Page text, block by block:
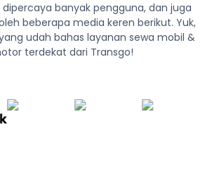
banyak pengguna, dan juga
beberapa media keren berikut. Yuk,
udah bahas layanan sewa mobil &
terdekat dari Transgo!